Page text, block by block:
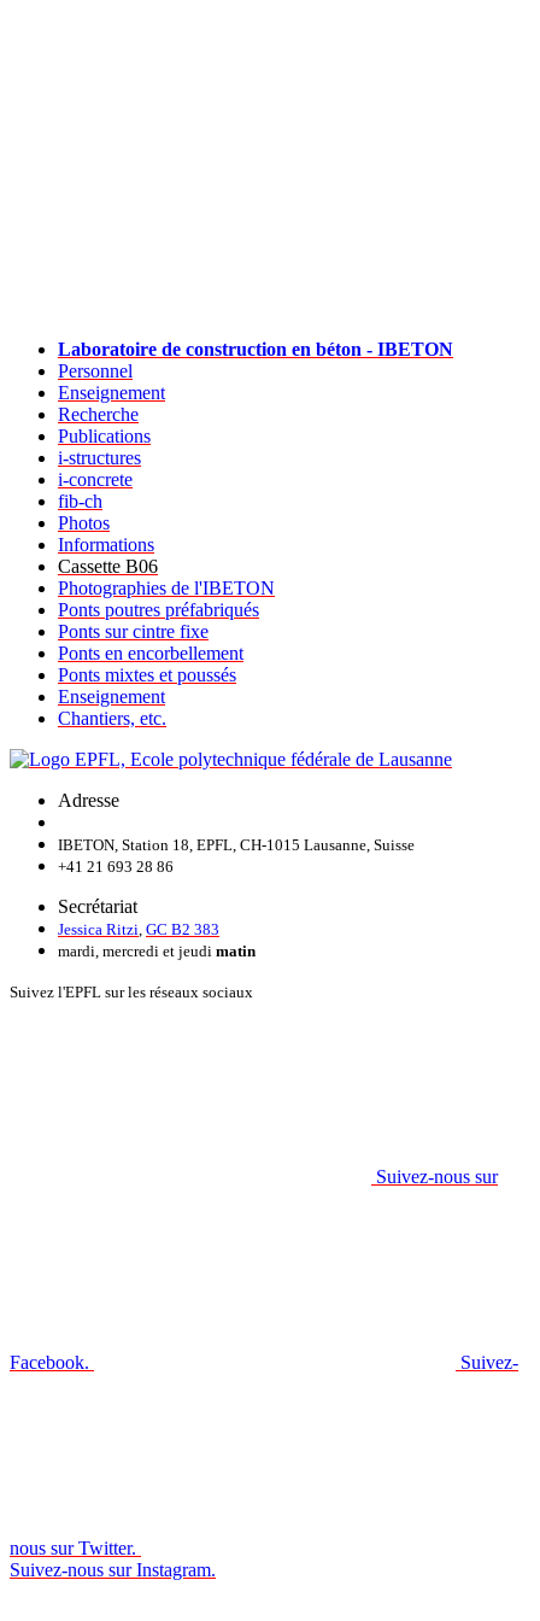
Laboratoire de construction en béton - IBETON
Personnel
Enseignement
Recherche
Publications
i-structures
i-concrete
fib-ch
Photos
Informations
Cassette B06
Photographies de l'IBETON
Ponts poutres préfabriqués
Ponts sur cintre fixe
Ponts en encorbellement
Ponts mixtes et poussés
Enseignement
Chantiers, etc.
Adresse
IBETON, Station 18, EPFL, CH-1015 Lausanne, Suisse
+41 21 693 28 86
Secrétariat
Jessica Ritzi GC B2 383
mardi, mercredi et jeudi matin
Suivez l'EPFL sur les réseaux sociaux
Suivez-nous sur
Facebook. Suivez-
nous sur Twitter.
Suivez-nous sur Instagram.